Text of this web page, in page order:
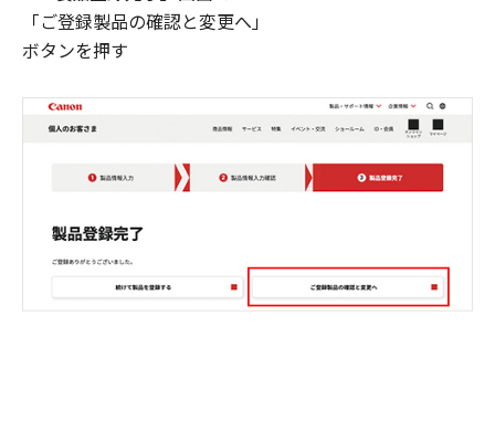
「ご登録製品の確認と変更へ」
ボタンを押す